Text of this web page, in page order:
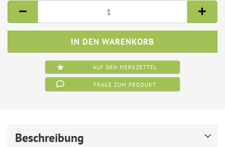
AUF DEN MERKZETTEL
FRAGE ZUM PRODUKT
Beschreibung